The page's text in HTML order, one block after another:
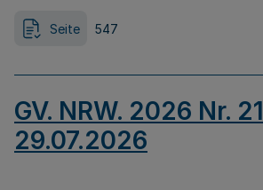
Seite 547
GV. NRW. 2026 Nr.
29.07.2026